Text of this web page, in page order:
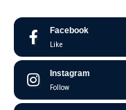
Facebook
Like
Instagram
Follow